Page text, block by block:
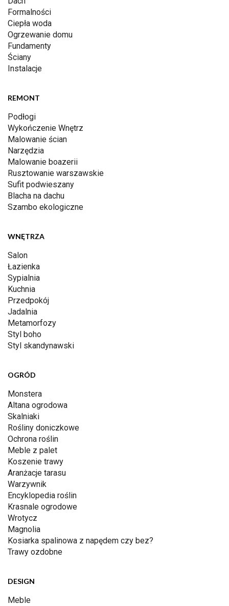
Formalności
Ciepła woda
Ogrzewanie domu
Fundamenty
Ściany
Instalacje
REMONT
Podłogi
Wykończenie Wnętrz
Malowanie ścian
Narzędzia
Malowanie boazerii
Rusztowanie warszawskie
Sufit podwieszany
Blacha na dachu
Szambo ekologiczne
WNĘTRZA
Salon
Łazienka
Sypialnia
Kuchnia
Przedpokój
Jadalnia
Metamorfozy
Styl boho
Styl skandynawski
OGRÓD
Monstera
Altana ogrodowa
Skalniaki
Rośliny doniczkowe
Ochrona roślin
Meble z palet
Koszenie trawy
Aranżacje tarasu
Warzywnik
Encyklopedia roślin
Krasnale ogrodowe
Wrotycz
Magnolia
Kosiarka spalinowa z napędem czy bez?
Trawy ozdobne
DESIGN
Meble